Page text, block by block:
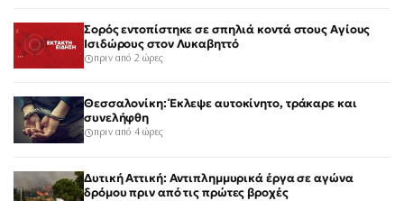
Σορός εντοπίστηκε σε σπηλιά κοντά στους Αγίους
Ισιδώρους στον Λυκαβηττό
πριν από 2 ώρες
Θεσσαλονίκη: Έκλεψε αυτοκίνητο, τράκαρε και
συνελήφθη
πριν από 4 ώρες
Δυτική Αττική: Αντιπλημμυρικά έργα σε αγώνα
δρόμου πριν από τις πρώτες βροχές